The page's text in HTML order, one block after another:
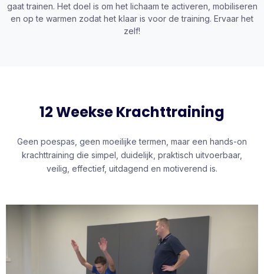
gaat trainen. Het doel is om het lichaam te activeren, mobiliseren
en op te warmen zodat het klaar is voor de training. Ervaar het
zelf!
12 Weekse Krachttraining
Geen poespas, geen moeilijke termen, maar een hands-on
krachttraining die simpel, duidelijk, praktisch uitvoerbaar,
veilig, effectief, uitdagend en motiverend is.